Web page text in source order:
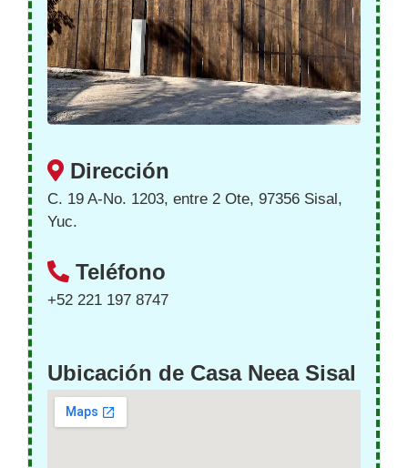
Dirección
C. 19 A-No. 1203, entre 2 Ote, 97356 Sisal,
Yuc.
Teléfono
+52 221 197 8747
Ubicación de Casa Neea Sisal